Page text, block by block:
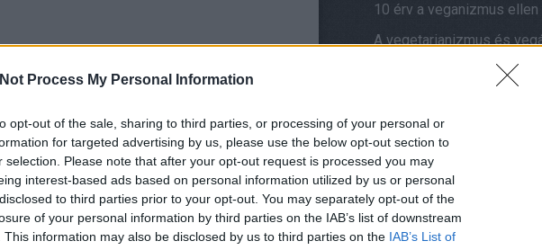
Process My Personal Information
opt-out of the sale, sharing to third parties, or processing of your personal or
for targeted advertising by us, please use the below opt-out section to
selection. Please note that after your opt-out request is processed you may
interest-based ads based on personal information utilized by us or personal
to third parties prior to your opt-out. You may separately opt-out of the
of your personal information by third parties on the IAB’s list of downstream
This information may also be disclosed by us to third parties on the IAB’s List of
10 érv a veganizmus ellen
Híres vegetáriánusok
Kérdések és válaszok
Rólam
Vegánuár, azaz vegán január